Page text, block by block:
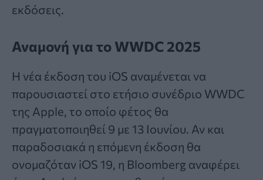
εκδόσεις.
Αναμονή για το WWDC 2025
Η νέα έκδοση του iOS αναμένεται να
παρουσιαστεί στο ετήσιο συνέδριο WWDC
της Apple, το οποίο φέτος θα
πραγματοποιηθεί 9 με 13 Ιουνίου. Αν και
παραδοσιακά η επόμενη έκδοση θα
ονομαζόταν iOS 19, η Bloomberg αναφέρει